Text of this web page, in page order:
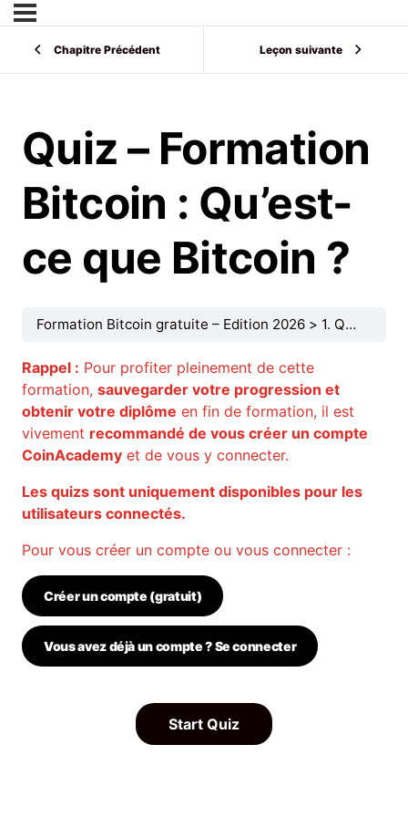
Chapitre Précédent Leçon suivante
Quiz – Formation
Bitcoin : Qu’est-
ce que Bitcoin ?
Formation Bitcoin gratuite – Edition 2026 1. Qu’est-ce que Bitcoin ?
Rappel : Pour profiter pleinement de cette
formation, sauvegarder votre progression et
obtenir votre diplôme en fin de formation, il est
vivement recommandé de vous créer un compte
CoinAcademy et de vous y connecter.
Les quizs sont uniquement disponibles pour les
utilisateurs connectés.
Pour vous créer un compte ou vous connecter :
Créer un compte (gratuit)
Vous avez déjà un compte ? Se connecter